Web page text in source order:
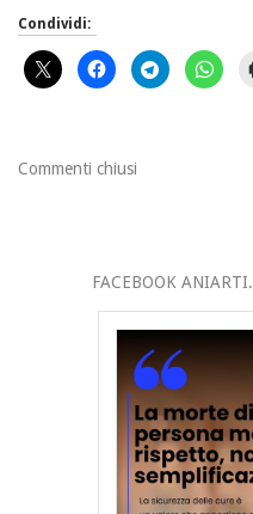
Condividi:
Commenti chiusi
FACEBOOK ANIARTI.